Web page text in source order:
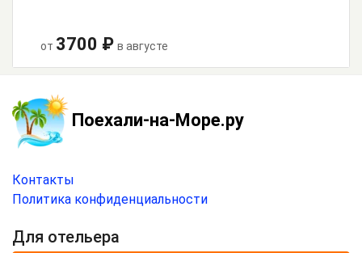
от 3700 ₽ в августе
Поехали-на-Море.ру
Контакты
Политика конфиденциальности
Для отельера